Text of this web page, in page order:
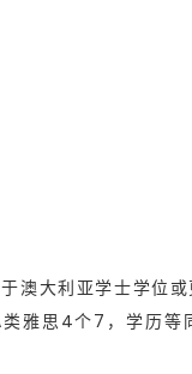
利亚学士学位或更
4个7，学历等同